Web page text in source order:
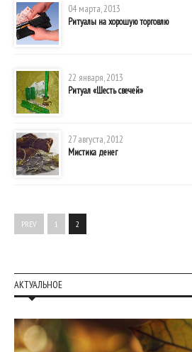
04 марта, 2013
Ритуалы на хорошую торговлю
22 января, 2013
Ритуал «Шесть свечей»
27 августа, 2012
Мистика денег
PREV 1 2
АКТУАЛЬНОЕ